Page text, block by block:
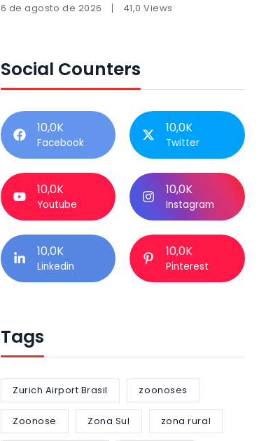
6 de agosto de 2026 41,0 Views
Social Counters
10,0K
Facebook
10,0K
Twitter
10,0K
Youtube
10,0K
Instagram
10,0K
Linkedin
10,0K
Pinterest
Tags
Zurich Airport Brasil zoonoses
Zoonose Zona Sul zona rural